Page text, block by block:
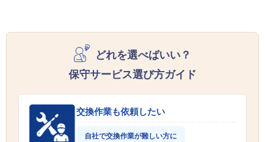
どれを選べばいい？
保守サービス選び方ガイド
交換作業も依頼したい
自社で交換作業が難しい方に